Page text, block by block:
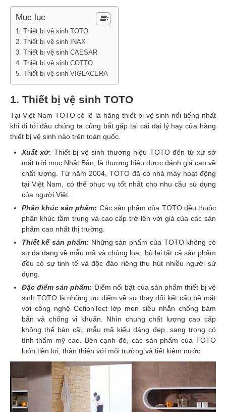
Mục lục
1. Thiết bị vệ sinh TOTO
2. Thiết bị vệ sinh INAX
3. Thiết bị vệ sinh CAESAR
4. Thiết bị vệ sinh COTTO
5. Thiết bị vệ sinh VIGLACERA
1. Thiết bị vệ sinh TOTO
Tại Việt Nam TOTO có lẽ là hãng thiết bị vệ sinh nổi tiếng nhất
khi đi tới đâu chúng ta cũng bắt gặp tại cái đại lý hay cửa hàng
thiết bị vệ sinh nào trên toàn quốc.
Xuất xứ: Thiết bị vệ sinh thương hiệu TOTO đến từ xứ sở
mặt trời mọc Nhật Bản, là thương hiệu được đánh giá cao về
chất lượng. Từ năm 2004, TOTO đã có nhà máy hoạt động
tại Việt Nam, có thể phục vụ tốt nhất cho nhu cầu sử dụng
của người Việt.
Phân khúc sản phẩm: Các sản phẩm của TOTO đều thuộc
phân khúc tầm trung và cao cấp trở lên với giá của các sản
phẩm cao nhất thị trường.
Thiết kế sản phẩm: Những sản phẩm của TOTO không có
sự đa dạng về mẫu mã và chủng loại, bù lại tất cả sản phẩm
đều có sự tinh tế và độc đáo riêng thu hút nhiều người sử
dụng.
Đặc điểm sản phẩm: Điểm nổi bật của sản phẩm thiết bị vệ
sinh TOTO là những ưu điểm về sự thay đổi kết cấu bề mặt
với công nghệ CefionTect lớp men siêu nhẵn chống bám
bẩn và chống vi khuẩn. Nhìn chung chất lượng cao cấp
không thể bàn cãi, mẫu mã kiểu dáng đẹp, sang trọng có
tính thẩm mỹ cao. Bên cạnh đó, các sản phẩm của TOTO
luôn tiện lợi, thân thiện với môi trường và tiết kiệm nước.